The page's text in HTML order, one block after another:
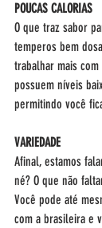
POUCAS CALORIAS
O que traz sabor
temperos bem
trabalhar mais
possuem níveis
permitindo você
VARIEDADE
Afinal, estamos
né? O que não
Você pode até
com a brasileira e